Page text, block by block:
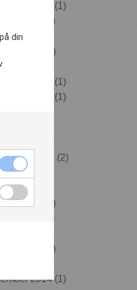
(1)
(1)
2021
2021
(1)
2019
(1)
(1)
(1)
2017
(2)
2016(1)
2016(3)
2016
(1)
(1)
(1)
2014(1)
din